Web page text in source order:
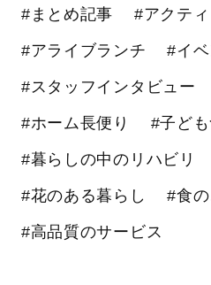
#まとめ記事 #アクテ
#アライブランチ #イ
#スタッフインタビュー
#ホーム長便り #子ど
#暮らしの中のリハビリ
#花のある暮らし #食
#高品質のサービス